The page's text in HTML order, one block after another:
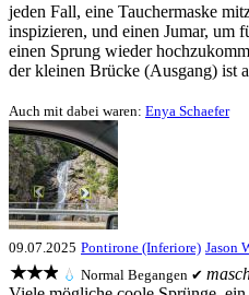
jeden Fall, eine Tauchermaske
inspizieren, und einen Jumar, um
einen Sprung wieder
der kleinen Brücke (Ausgang) ist
Auch mit dabei waren: Enya Schaefer
09.07.2025 Pontirone (Inferiore) Jason
★★★ 💧 Normal Begangen ✔